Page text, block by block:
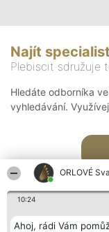
ORLOVÉ
10:24
Ahoj, rádi Vám
Najít
Plebiscit sdružuje
Hledáte odborníka
vyhledávání.